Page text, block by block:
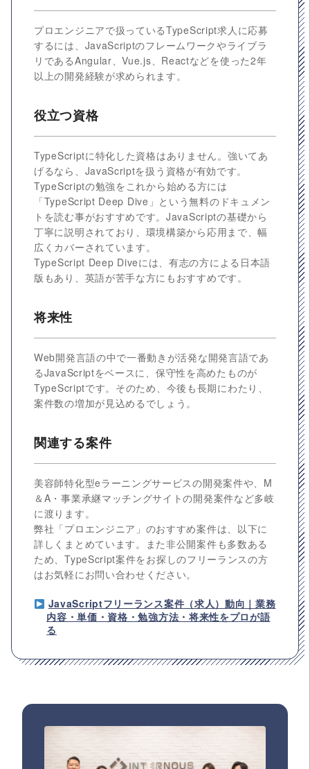
プロエンジニアで扱っているTypeScript求人に応募
するには、JavaScriptのフレームワークやライブラ
リであるAngular、Vue.js、Reactなどを使った2年
以上の開発経験が求められます。
役立つ資格
TypeScriptに特化した資格はありません。強いてあ
げるなら、JavaScriptを扱う資格が有効です。
TypeScriptの勉強をこれから始める方には
「TypeScript Deep Dive」という無料のドキュメン
トを読む事がおすすめです。JavaScriptの基礎から
丁寧に説明されており、環境構築から応用まで、幅
広くカバーされています。
TypeScript Deep Diveには、有志の方による日本語
版もあり、英語が苦手な方にもおすすめです。
将来性
Web開発言語の中で一番動きが活発な開発言語であ
るJavaScriptをベースに、保守性を高めたものが
TypeScriptです。そのため、今後も長期にわたり、
案件数の増加が見込めるでしょう。
関連する案件
美容師特化型eラーニングサービスの開発案件や、M
＆A・事業承継マッチングサイトの開発案件など多岐
に渡ります。
弊社「プロエンジニア」のおすすめ案件は、以下に
詳しくまとめています。また非公開案件も多数ある
ため、TypeScript案件をお探しのフリーランスの方
はお気軽にお問い合わせください。
JavaScriptフリーランス案件（求人）動向｜業務
内容・単価・資格・勉強方法・将来性をプロが語
る